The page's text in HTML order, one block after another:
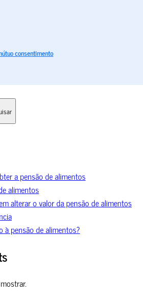
consentimento
a pensão de alimentos
alimentos
alterar o valor da pensão de alimentos
pensão de alimentos?